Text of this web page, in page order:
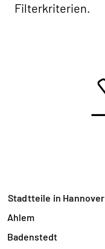
Filterkriterien.
Stadtteile in Hannover
Ahlem
Badenstedt